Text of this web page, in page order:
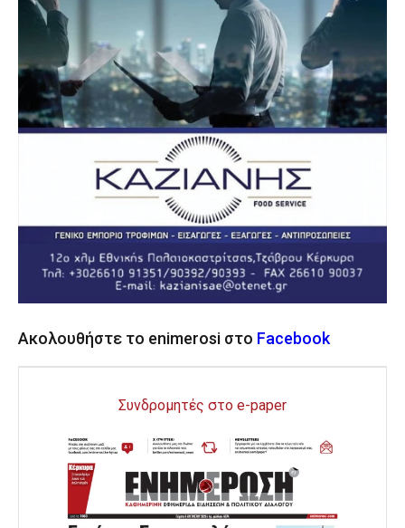
Ακολουθήστε το enimerosi στο Facebook
Συνδρομητές στο e-paper